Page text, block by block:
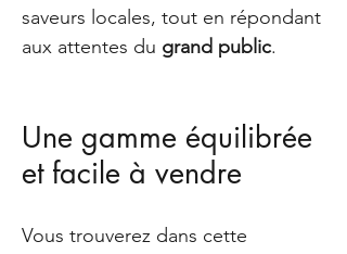
saveurs locales, tout en répondant
aux attentes du grand public.
Une gamme équilibrée
et facile à vendre
Vous trouverez dans cette